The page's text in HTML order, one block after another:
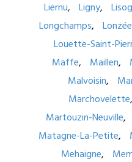
Liernu Ligny
Longchamps
Lonzée
Louette-Saint-
Maffe
Maillen
Malvoisin
Marchovelette
Martouzin-Neuville
Matagne-La-Petite
Mehaigne